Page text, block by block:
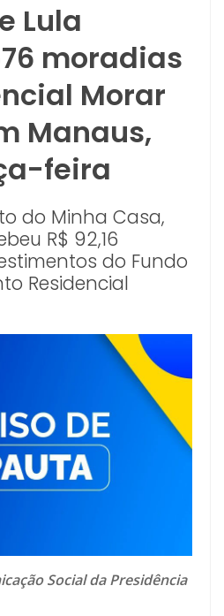
Lula
moradias
Morar
Manaus,
feira
do Minha Casa,
R$ 92,16
do Fundo
Residencial
Social da Presidência